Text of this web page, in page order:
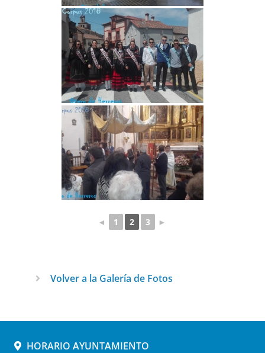
◄ 1 2 3 ►
Volver a la Galería de Fotos
HORARIO AYUNTAMIENTO